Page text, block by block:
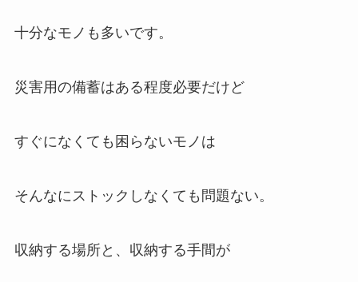
十分なモノも多いです。
災害用の備蓄はある程度必要だけど
すぐになくても困らないモノは
そんなにストックしなくても問題ない。
収納する場所と、収納する手間が